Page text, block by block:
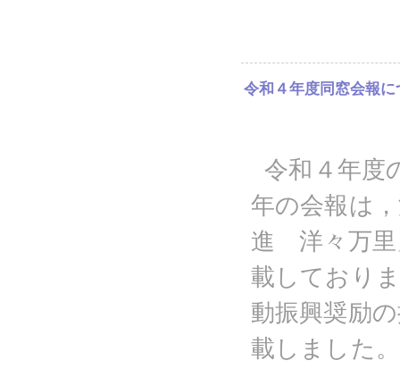
令和４年度同窓会報に
令和４年度
年の会報は
進 洋々万里
載しており
動振興奨励
載しました